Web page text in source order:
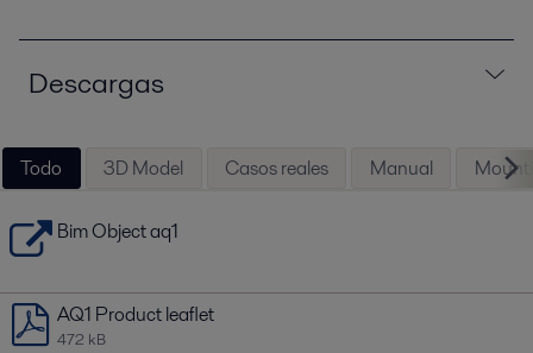
Descargas
Todo 3D Model Casos reales Manual
Bim Object aq1
AQ1 Product leaflet
472 kB